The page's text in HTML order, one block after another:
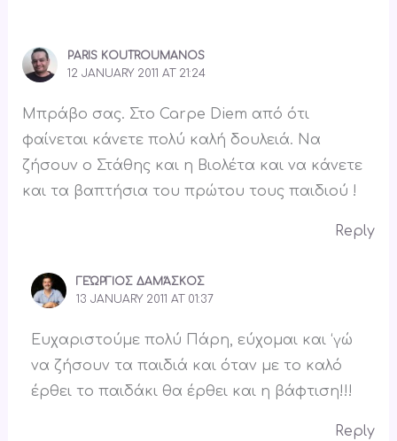
PARIS KOUTROUMANOS
12 JANUARY 2011 AT 21:24
Μπράβο σας. Στο Carpe Diem από ότι
φαίνεται κάνετε πολύ καλή δουλειά. Να
ζήσουν ο Στάθης και η Βιολέτα και να κάνετε
και τα βαπτήσια του πρώτου τους παιδιού !
Reply
ΓΕΏΡΓΙΟΣ ΔΑΜΆΣΚΟΣ
13 JANUARY 2011 AT 01:37
Ευχαριστούμε πολύ Πάρη, εύχομαι και ‘γώ
να ζήσουν τα παιδιά και όταν με το καλό
έρθει το παιδάκι θα έρθει και η βάφτιση!!!
Reply